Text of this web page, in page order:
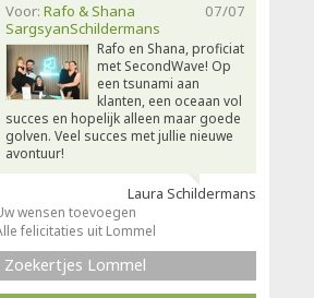
07/07
Voor: Rafo & Shana
SargsyanSchildermans
Rafo en Shana, proficiat
met SecondWave! Op
een tsunami aan
klanten, een oceaan vol
succes en hopelijk alleen maar goede
golven. Veel succes met jullie nieuwe
avontuur!
Laura Schildermans
wensen toevoegen
felicitaties uit Lommel
Zoekertjes Lommel